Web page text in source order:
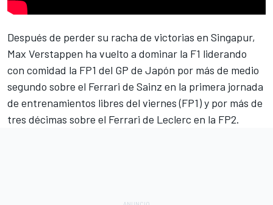
Después de perder su racha de victorias en Singapur,
Max Verstappen ha vuelto a dominar la F1 liderando
con comidad la FP1 del GP de Japón por más de medio
segundo sobre el Ferrari de Sainz en la primera jornada
de entrenamientos libres del viernes (FP1) y por más de
tres décimas sobre el Ferrari de Leclerc en la FP2.